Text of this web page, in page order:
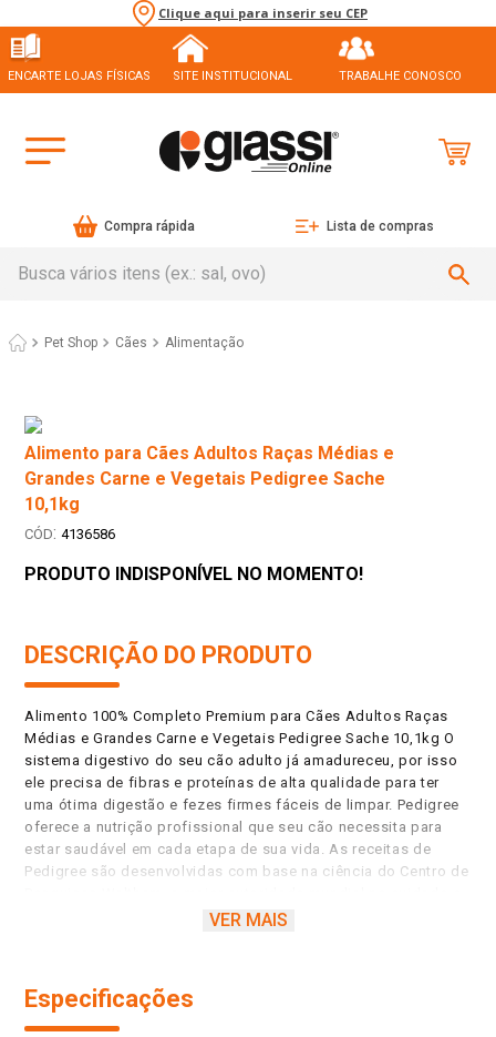
Clique aqui para inserir seu CEP
ENCARTE LOJAS FÍSICAS SITE INSTITUCIONAL TRABALHE CONOSCO
Compra rápida Lista de compras
Pet Shop Cães Alimentação
Alimento para Cães Adultos Raças Médias e
Grandes Carne e Vegetais Pedigree Sache
10,1kg
: 4136586
PRODUTO INDISPONÍVEL NO MOMENTO!
DESCRIÇÃO DO PRODUTO
Alimento 100% Completo Premium para Cães Adultos Raças
Médias e Grandes Carne e Vegetais Pedigree Sache 10,1kg O
sistema digestivo do seu cão adulto já amadureceu, por isso
ele precisa de fibras e proteínas de alta qualidade para ter
uma ótima digestão e fezes firmes fáceis de limpar. Pedigree
oferece a nutrição profissional que seu cão necessita para
estar saudável em cada etapa de sua vida. As receitas de
Pedigree são desenvolvidas com base na ciência do Centro de
nutrição de animais de estimação. www.waltham.com Cada
ser doado para instituições no Brasil será de, no mínimo,
R$250.000 e, no máximo, de R$1.000.000. Pedigree se reserva o
VER MAIS
Especificações